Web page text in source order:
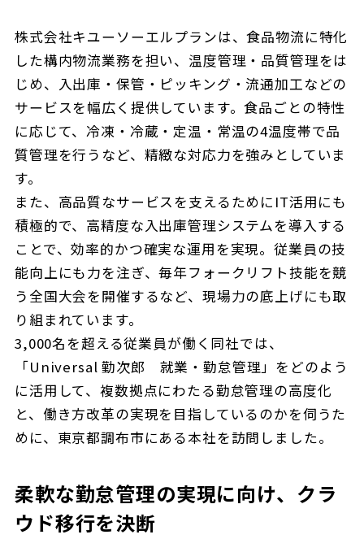
株式会社キユーソーエルプランは、食品物流に特化
した構内物流業務を担い、温度管理・品質管理をは
じめ、入出庫・保管・ピッキング・流通加工などの
サービスを幅広く提供しています。食品ごとの特性
に応じて、冷凍・冷蔵・定温・常温の4温度帯で品
質管理を行うなど、精緻な対応力を強みとしていま
す。
また、高品質なサービスを支えるためにIT活用にも
積極的で、高精度な入出庫管理システムを導入する
ことで、効率的かつ確実な運用を実現。従業員の技
能向上にも力を注ぎ、毎年フォークリフト技能を競
う全国大会を開催するなど、現場力の底上げにも取
り組まれています。
3,000名を超える従業員が働く同社では、
「Universal 勤次郎 就業・勤怠管理」をどのよう
に活用して、複数拠点にわたる勤怠管理の高度化
と、働き方改革の実現を目指しているのかを伺うた
めに、東京都調布市にある本社を訪問しました。
柔軟な勤怠管理の実現に向け、クラ
ウド移行を決断